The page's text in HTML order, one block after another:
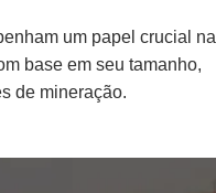
um papel crucial na
base em seu tamanho,
de mineração.